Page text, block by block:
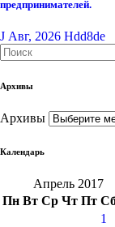
предпринимателей.
J Авг, 2026 Hdd8de
Архивы
Архивы
Календарь
Апрель 2017
Пн Вт Ср Чт Пт
1